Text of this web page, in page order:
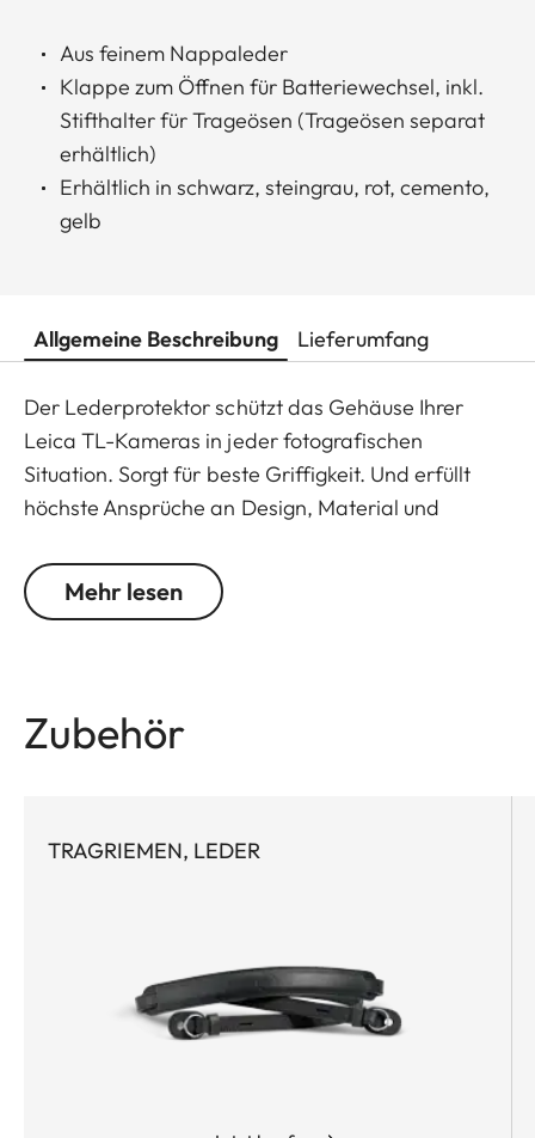
Aus feinem Nappaleder
Klappe zum Öffnen für Batteriewechsel, inkl.
Stifthalter für Trageösen (Trageösen separat
erhältlich)
Erhältlich in schwarz, steingrau, rot, cemento,
gelb
Allgemeine Beschreibung Lieferumfang
Der Lederprotektor schützt das Gehäuse Ihrer
Leica TL-Kameras in jeder fotografischen
Situation. Sorgt für beste Griffigkeit. Und erfüllt
höchste Ansprüche an Design, Material und
sinnvoll ist. Schützt, aber schränkt nicht ein. Ist bis
ins Detail durchdacht. Besonders praktisch: der
Mehr lesen
Zubehör
TRAGRIEMEN, LEDER